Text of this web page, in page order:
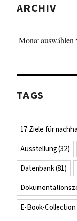
ARCHIV
Archiv
TAGS
17 Ziele für
Ausstellung (32)
Datenbank(81)
E-Book-Collection